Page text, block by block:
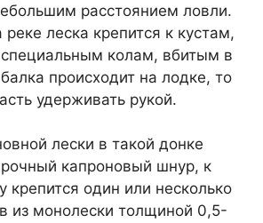
расстоянием ловли.
леска крепится к кустам,
колам, вбитым в
происходит на лодке, то
удерживать рукой.
лески в такой донке
капроновый шнур, к
крепится один или несколько
из монолески толщиной 0,5-